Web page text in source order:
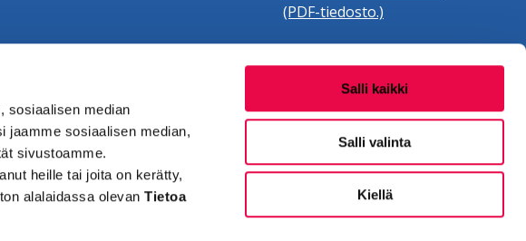
sosiaalisen median
jaamme sosiaalisen median,
sivustoamme.
heille tai joita on kerätty,
alalaidassa olevanTietoa
Salli kaikki
Salli valinta
Kiellä
(PDF-tiedosto.)